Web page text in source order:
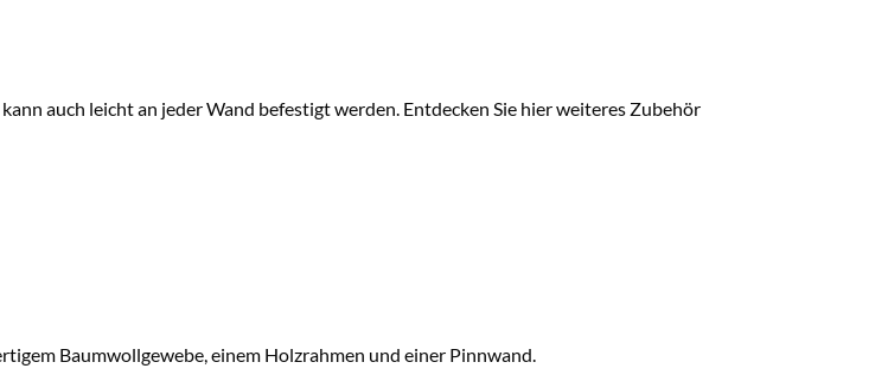
auch leicht an jeder Wand befestigt werden. Entdecken Sie hier weiteres Zubehör
Baumwollgewebe, einem Holzrahmen und einer Pinnwand.